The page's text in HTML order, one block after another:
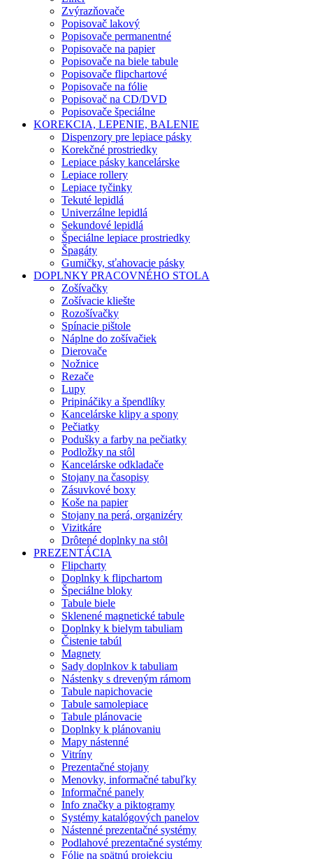
Zvýrazňovače
Popisovač lakový
Popisovače permanentné
Popisovače na papier
Popisovače na biele tabule
Popisovače flipchartové
Popisovače na fólie
Popisovač na CD/DVD
Popisovače špeciálne
KOREKCIA, LEPENIE, BALENIE
Dispenzory pre lepiace pásky
Korekčné prostriedky
Lepiace pásky kancelárske
Lepiace rollery
Lepiace tyčinky
Tekuté lepidlá
Univerzálne lepidlá
Sekundové lepidlá
Špeciálne lepiace prostriedky
Špagáty
Gumičky, sťahovacie pásky
DOPLNKY PRACOVNÉHO STOLA
Zošívačky
Zošívacie kliešte
Rozošívačky
Spínacie pištole
Náplne do zošívačiek
Dierovače
Nožnice
Rezače
Lupy
Pripináčiky a špendlíky
Kancelárske klipy a spony
Pečiatky
Podušky a farby na pečiatky
Podložky na stôl
Kancelárske odkladače
Stojany na časopisy
Zásuvkové boxy
Koše na papier
Stojany na perá, organizéry
Vizitkáre
Drôtené doplnky na stôl
PREZENTÁCIA
Flipcharty
Doplnky k flipchartom
Špeciálne bloky
Tabule biele
Sklenené magnetické tabule
Doplnky k bielym tabuliam
Čistenie tabúl
Magnety
Sady doplnkov k tabuliam
Nástenky s dreveným rámom
Tabule napichovacie
Tabule samolepiace
Tabule plánovacie
Doplnky k plánovaniu
Mapy nástenné
Vitríny
Prezentačné stojany
Menovky, informačné tabuľky
Informačné panely
Info značky a piktogramy
Systémy katalógových panelov
Nástenné prezentačné systémy
Podlahové prezentačné systémy
Fólie na spätnú projekciu